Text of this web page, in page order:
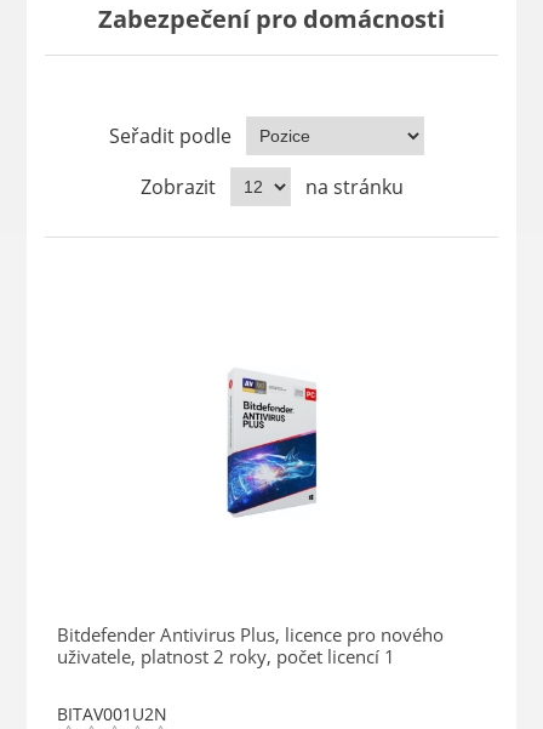
Zabezpečení pro domácnosti
Seřadit podle
Zobrazit
na stránku
Bitdefender Antivirus Plus, licence pro nového
uživatele, platnost 2 roky, počet licencí 1
BITAV001U2N